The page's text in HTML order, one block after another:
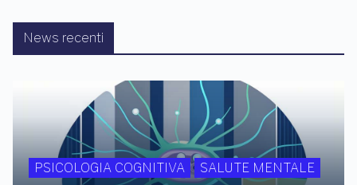
News recenti
PSICOLOGIA COGNITIVA
SALUTE MENTALE